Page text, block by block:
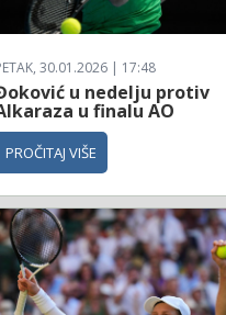
30.01.2026 | 17:48
u nedelju protiv
u finalu AO
PROČITAJ VIŠE